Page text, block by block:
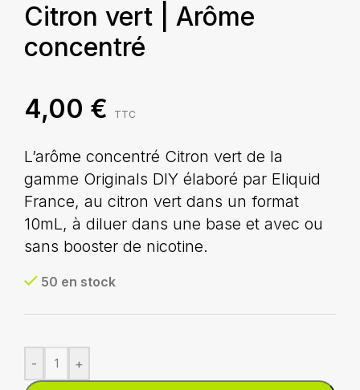
Citron vert | Arôme
concentré
4,00 € TTC
L’arôme concentré Citron vert de la
gamme Originals DIY élaboré par Eliquid
France, au citron vert dans un format
10mL, à diluer dans une base et avec ou
sans booster de nicotine.
50 en stock
- +